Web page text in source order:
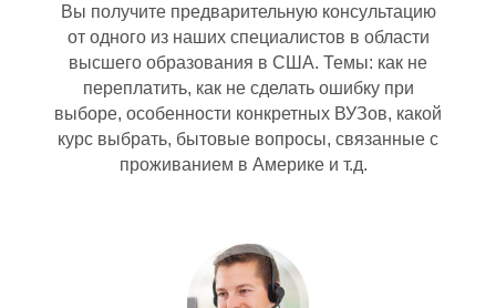
Вы получите предварительную консультацию
от одного из наших специалистов в области
высшего образования в США. Темы: как не
переплатить, как не сделать ошибку при
выборе, особенности конкретных ВУЗов, какой
курс выбрать, бытовые вопросы, связанные с
проживанием в Америке и т.д.